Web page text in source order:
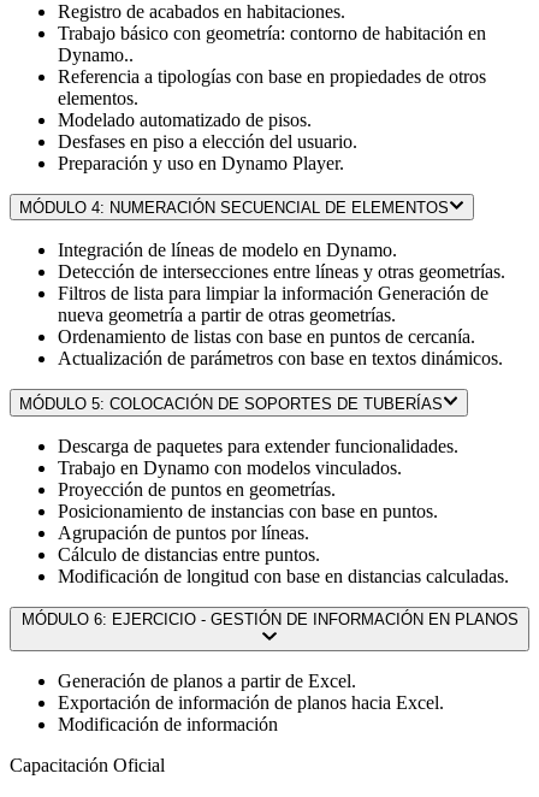
Registro de acabados en habitaciones.
Trabajo básico con geometría: contorno de habitación en
Dynamo..
Referencia a tipologías con base en propiedades de otros
elementos.
Modelado automatizado de pisos.
Desfases en piso a elección del usuario.
Preparación y uso en Dynamo Player.
MÓDULO 4: NUMERACIÓN SECUENCIAL DE ELEMENTOS
Integración de líneas de modelo en Dynamo.
Detección de intersecciones entre líneas y otras geometrías.
Filtros de lista para limpiar la información Generación de
nueva geometría a partir de otras geometrías.
Ordenamiento de listas con base en puntos de cercanía.
Actualización de parámetros con base en textos dinámicos.
MÓDULO 5: COLOCACIÓN DE SOPORTES DE TUBERÍAS
Descarga de paquetes para extender funcionalidades.
Trabajo en Dynamo con modelos vinculados.
Proyección de puntos en geometrías.
Posicionamiento de instancias con base en puntos.
Agrupación de puntos por líneas.
Cálculo de distancias entre puntos.
Modificación de longitud con base en distancias calculadas.
MÓDULO 6: EJERCICIO - GESTIÓN DE INFORMACIÓN EN PLANOS
Generación de planos a partir de Excel.
Exportación de información de planos hacia Excel.
Modificación de información
Capacitación Oficial